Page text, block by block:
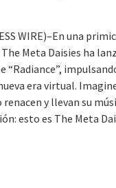
WIRE)–En una
Meta Daisies ha
“Radiance”,
era virtual.
y llevan su
esto es The Meta